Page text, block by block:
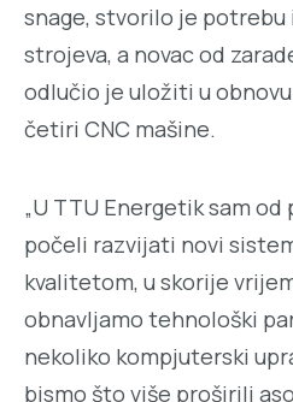
snage, stvorilo je potrebu
strojeva, a novac od
odlučio je uložiti u
četiri CNC mašine.
„U TTU Energetik sam
počeli razvijati novi
kvalitetom, u skorije
obnavljamo tehnološki
nekoliko kompjuterski
bismo što više proširili